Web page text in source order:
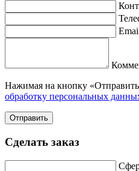
Нажимая на кнопку
обработку персональных
Отправить
Сделать заказ